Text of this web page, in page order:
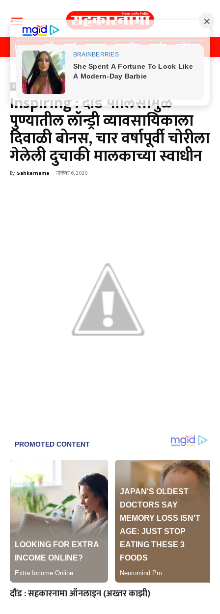
Home पुणे मुंबई महाराष्ट्र राजकीय क्राईम मनोरंजन
Home Previos News
Previos News
Inspiring : दौंड पोलिसांमुळे
पुण्यातील लॉन्ड्री व्यावसायिकाला
दिवाळी बोनस, चार वर्षापूर्वी चोरीला
गेलेली दुचाकी मालकाच्या स्वाधीन
By Sahkarnama - नोव्हेंबर 6, 2020
दौंड : सहकारनामा ऑनलाइन (अख्तर काझी)